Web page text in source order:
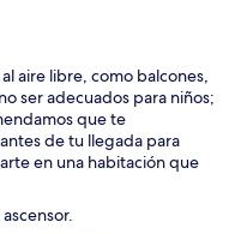
aire libre, como balcones,
ser adecuados para niños;
que te
de tu llegada para
en una habitación que